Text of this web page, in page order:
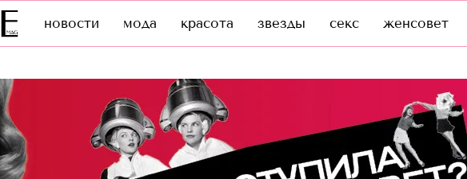
новости мода красота звезды секс женсовет